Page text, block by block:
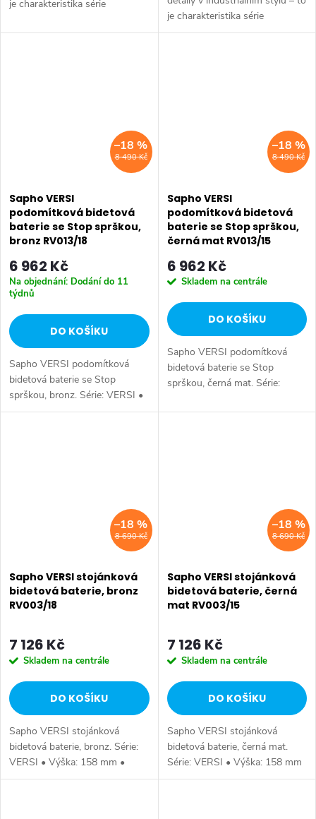
je charakteristika série
chromový povrch a
je charakteristika série
SOLARIS. Vysoce leštěný
8 490 Kč
–18 %
Sapho VERSI
podomítková bidetová
baterie se Stop sprškou,
bronz RV013/18
6 962 Kč
Na objednání: Dodání do 11
týdnů
DO KOŠÍKU
Sapho VERSI podomítková
bidetová baterie se Stop
sprškou, bronz. Série: VERSI •
Šířka: 114 mm • Barva: Bronz •
8 490 Kč
–18 %
Sapho VERSI
podomítková bidetová
baterie se Stop sprškou,
černá mat RV013/15
6 962 Kč
Skladem na centrále
DO KOŠÍKU
Sapho VERSI podomítková
bidetová baterie se Stop
sprškou, černá mat. Série:
Barva: Černá mat • Materiál:
8 690 Kč
–18 %
Sapho VERSI stojánková
bidetová baterie, bronz
RV003/18
7 126 Kč
Skladem na centrále
DO KOŠÍKU
Sapho VERSI stojánková
bidetová baterie, bronz. Série:
VERSI • Výška: 158 mm •
Barva: Bronz • Materiál: Mosaz
8 690 Kč
–18 %
Sapho VERSI stojánková
bidetová baterie, černá
mat RV003/15
7 126 Kč
Skladem na centrále
DO KOŠÍKU
Sapho VERSI stojánková
bidetová baterie, černá mat.
Série: VERSI • Výška: 158 mm
• Barva: Černá mat • Materiál: